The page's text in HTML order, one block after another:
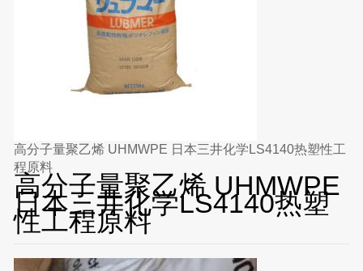
高分子量聚乙烯 UHMWPE 日本三井化学LS4140热塑性工
程原料
高分子量聚乙烯 UHMWPE
日本三井化学LS4140热塑
性工程原料